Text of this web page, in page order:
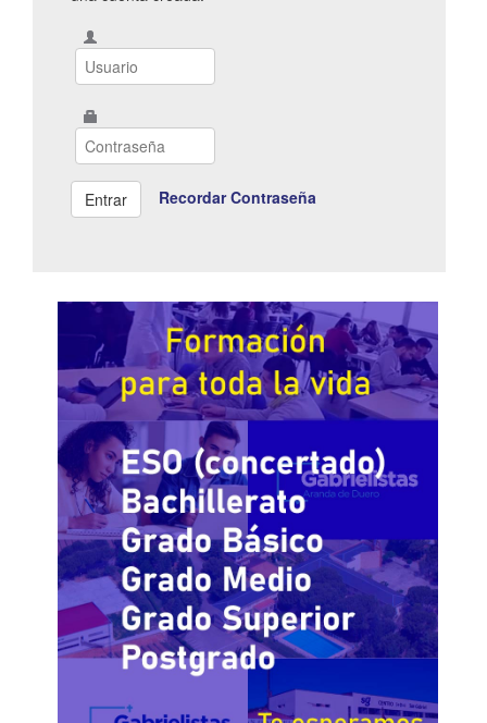
Recordar Contraseña